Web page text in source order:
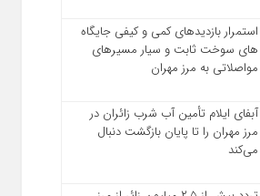
استمرار بازدیدهای کمی و کیفی جایگاه‌
های سوخت ثابت و سیار مسیرهای
مواصلاتی به مرز مهران
آبفای ایلام تأمین آب شرب زائران در
مرز مهران را تا پایان بازگشت دنبال
می‌کند